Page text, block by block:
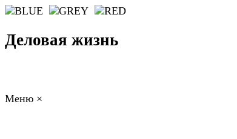
Деловая жизнь
Меню ×